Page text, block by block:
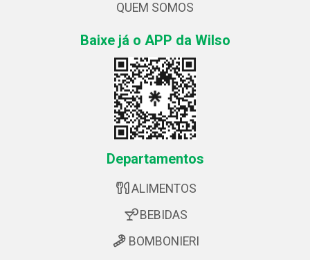
QUEM SOMOS
Baixe já o APP da Wilso
Departamentos
ALIMENTOS
BEBIDAS
BOMBONIERI